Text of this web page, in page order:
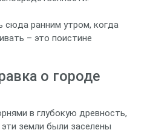
сюда ранним утром, когда
– это поистине
о городе
в глубокую древность,
земли были заселены